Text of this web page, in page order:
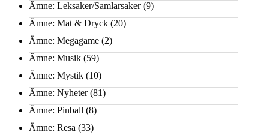
Ämne: Leksaker/Samlarsaker(9)
Ämne: Mat & Dryck (20)
Ämne: Megagame (2)
Ämne: Musik (59)
Ämne: Mystik (10)
Ämne: Nyheter(81)
Ämne: Pinball (8)
Ämne: Resa (33)